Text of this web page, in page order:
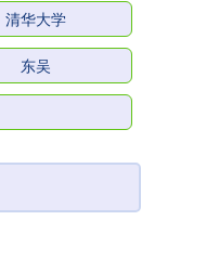
清华大学
东吴